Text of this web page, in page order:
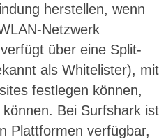
herstellen, wenn
Netzwerk
über eine Split-
als Whitelister), mit
festlegen können,
Bei Surfshark ist
Plattformen verfügbar,